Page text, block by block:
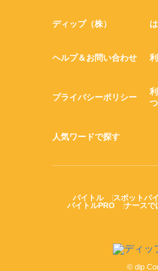
ディップ（株）
ヘルプ＆お問い合わせ
プライバシーポリシー
人気ワードで探す
バイトル スポットバ
バイトルPRO
ナースで
© dip